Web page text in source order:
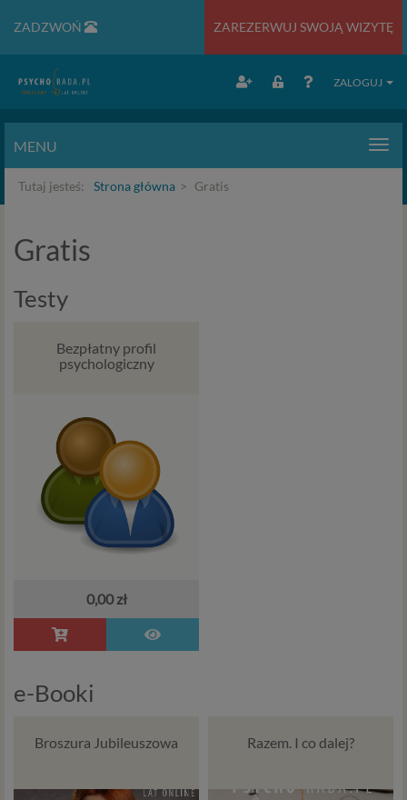
ZADZWOŃ ZAREZERWUJ SWOJĄ WIZYTĘ
ZALOGUJ
MENU
Tutaj jesteś: Strona główna Gratis
Gratis
Testy
Bezpłatny profil
psychologiczny
0,00 zł
e-Booki
Broszura Jubileuszowa Razem. I co dalej?